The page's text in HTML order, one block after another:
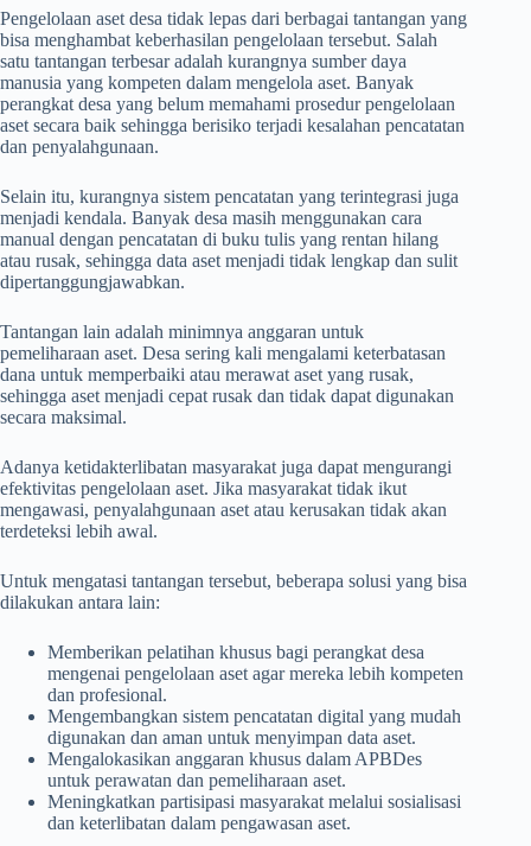
Pengelolaan aset desa tidak lepas dari berbagai tantangan yang
bisa menghambat keberhasilan pengelolaan tersebut. Salah
satu tantangan terbesar adalah kurangnya sumber daya
manusia yang kompeten dalam mengelola aset. Banyak
perangkat desa yang belum memahami prosedur pengelolaan
aset secara baik sehingga berisiko terjadi kesalahan pencatatan
dan penyalahgunaan.
Selain itu, kurangnya sistem pencatatan yang terintegrasi juga
menjadi kendala. Banyak desa masih menggunakan cara
manual dengan pencatatan di buku tulis yang rentan hilang
atau rusak, sehingga data aset menjadi tidak lengkap dan sulit
dipertanggungjawabkan.
Tantangan lain adalah minimnya anggaran untuk
pemeliharaan aset. Desa sering kali mengalami keterbatasan
dana untuk memperbaiki atau merawat aset yang rusak,
sehingga aset menjadi cepat rusak dan tidak dapat digunakan
secara maksimal.
Adanya ketidakterlibatan masyarakat juga dapat mengurangi
efektivitas pengelolaan aset. Jika masyarakat tidak ikut
mengawasi, penyalahgunaan aset atau kerusakan tidak akan
terdeteksi lebih awal.
Untuk mengatasi tantangan tersebut, beberapa solusi yang bisa
dilakukan antara lain:
Memberikan pelatihan khusus bagi perangkat desa
mengenai pengelolaan aset agar mereka lebih kompeten
dan profesional.
Mengembangkan sistem pencatatan digital yang mudah
digunakan dan aman untuk menyimpan data aset.
Mengalokasikan anggaran khusus dalam APBDes
untuk perawatan dan pemeliharaan aset.
Meningkatkan partisipasi masyarakat melalui sosialisasi
dan keterlibatan dalam pengawasan aset.